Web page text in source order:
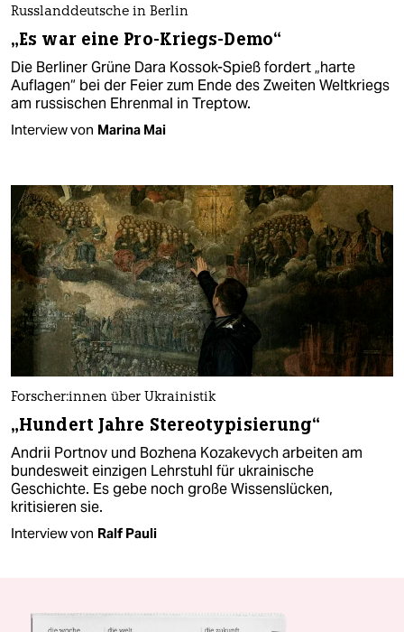
Russlanddeutsche in Berlin
„Es war eine Pro-Kriegs-Demo“
Die Berliner Grüne Dara Kossok-Spieß fordert „harte
Auflagen“ bei der Feier zum Ende des Zweiten Weltkriegs
am russischen Ehrenmal in Treptow.
Interview von Marina Mai
For­sche­r:in­nen über Ukrainistik
„Hundert Jahre Stereotypisierung“
Andrii Portnov und Bozhena Kozakevych arbeiten am
bundesweit einzigen Lehrstuhl für ukrainische
Geschichte. Es gebe noch große Wissenslücken,
kritisieren sie.
Interview von Ralf Pauli